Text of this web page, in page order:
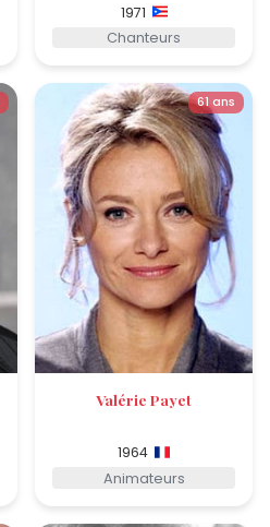
1971
Chanteurs
61 ans
Valérie Payet
1964
Animateurs